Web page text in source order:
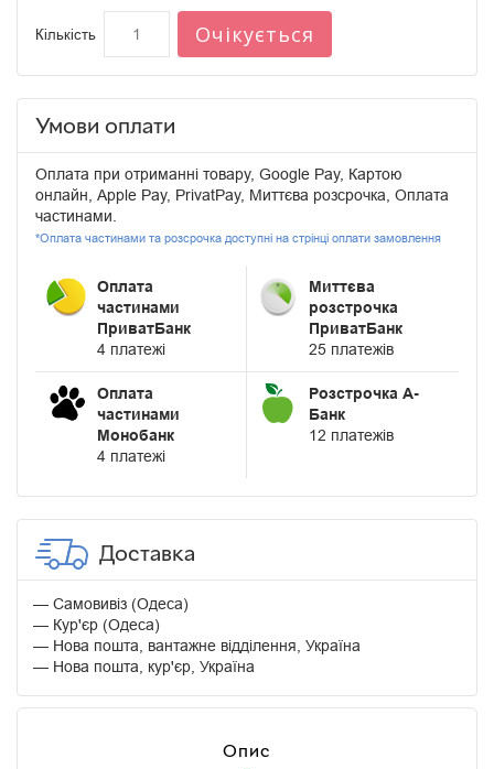
Кількість Очікується
Умови оплати
Оплата при отриманні товару, Google Pay, Картою
онлайн, Apple Pay, PrivatPay, Миттєва розсрочка, Оплата
частинами.
*Оплата частинами та розсрочка доступні на стрінці оплати замовлення
Оплата
частинами
ПриватБанк
4 платежі
Миттєва
розстрочка
ПриватБанк
25 платежів
Оплата
частинами
Монобанк
4 платежі
Розстрочка А-
Банк
12 платежів
Доставка
Самовивіз (Одеса)
Кур'єр (Одеса)
Нова пошта, вантажне відділення, Україна
Нова пошта, кур'єр, Україна
Опис